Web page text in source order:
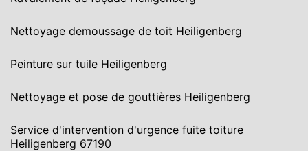
Nettoyage demoussage de toit Heiligenberg
Peinture sur tuile Heiligenberg
Nettoyage et pose de gouttières Heiligenberg
Service d'intervention d'urgence fuite toiture
Heiligenberg 67190